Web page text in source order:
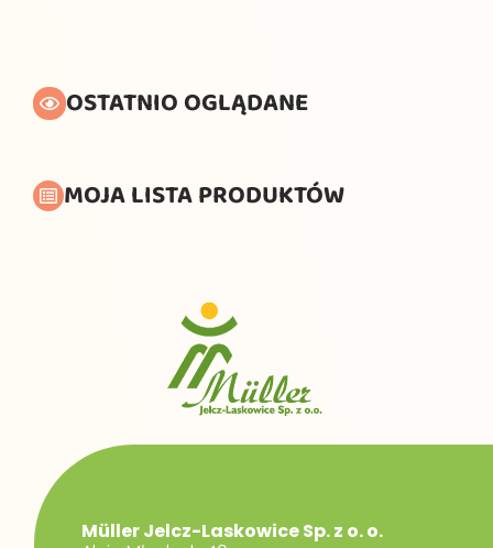
OSTATNIO OGLĄDANE
MOJA LISTA PRODUKTÓW
Müller Jelcz-Laskowice Sp. z o. o.